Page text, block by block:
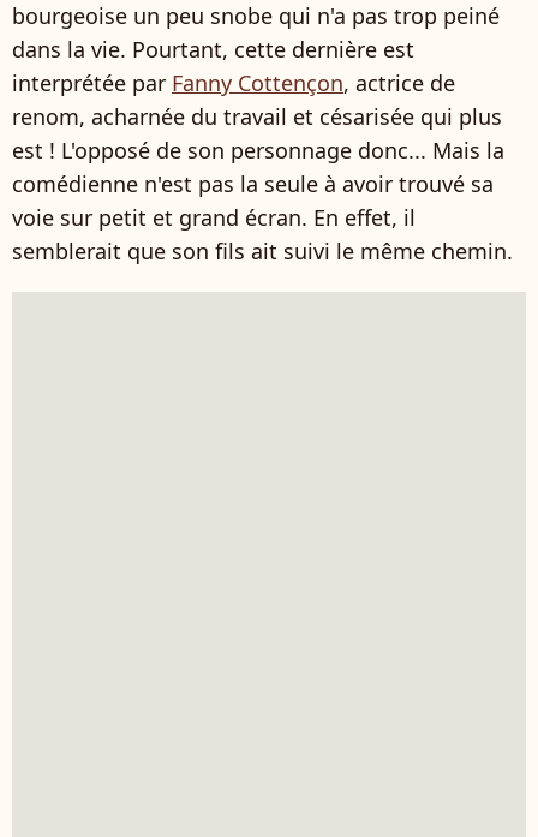
bourgeoise un peu snobe qui n'a pas trop peiné
dans la vie. Pourtant, cette dernière est
interprétée par Fanny Cottençon, actrice de
renom, acharnée du travail et césarisée qui plus
est ! L'opposé de son personnage donc... Mais la
comédienne n'est pas la seule à avoir trouvé sa
voie sur petit et grand écran. En effet, il
semblerait que son fils ait suivi le même chemin.